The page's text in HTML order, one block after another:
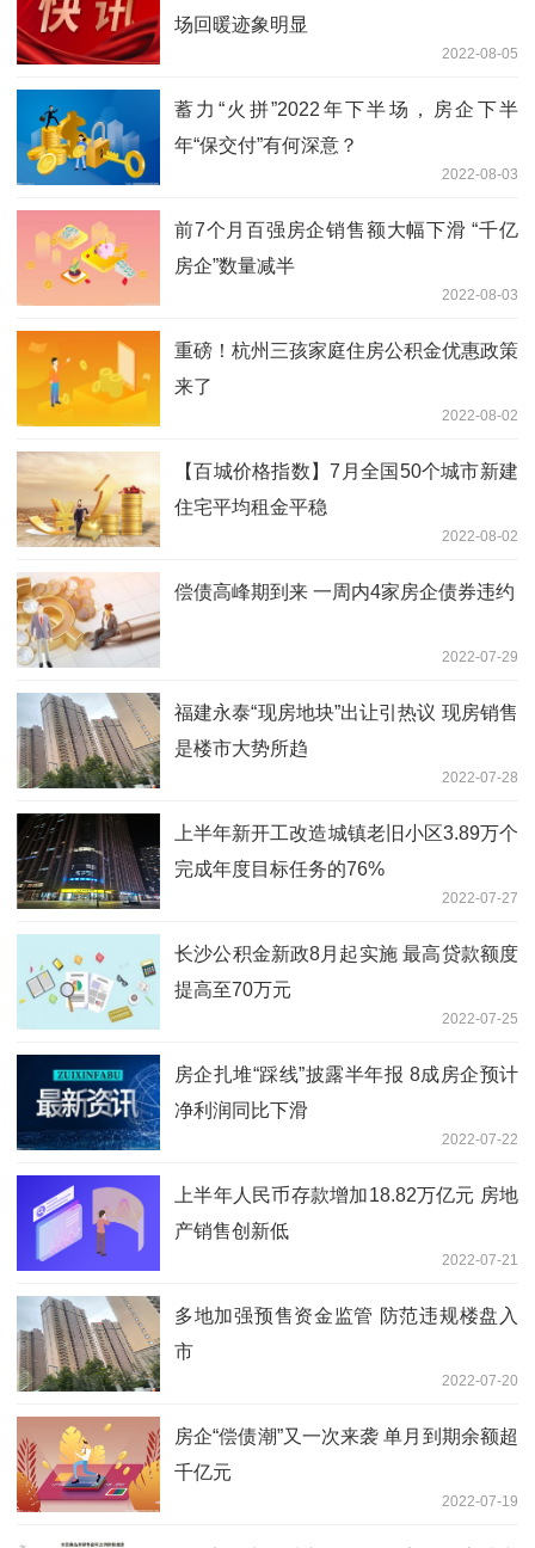
场回暖迹象明显
2022-08-05
蓄力“火拼”2022年下半场，房企下半
年“保交付”有何深意？
2022-08-03
前7个月百强房企销售额大幅下滑 “千亿
房企”数量减半
2022-08-03
重磅！杭州三孩家庭住房公积金优惠政策
来了
2022-08-02
【百城价格指数】7月全国50个城市新建
住宅平均租金平稳
2022-08-02
偿债高峰期到来 一周内4家房企债券违约
2022-07-29
福建永泰“现房地块”出让引热议 现房销售
是楼市大势所趋
2022-07-28
上半年新开工改造城镇老旧小区3.89万个
完成年度目标任务的76%
2022-07-27
长沙公积金新政8月起实施 最高贷款额度
提高至70万元
2022-07-25
房企扎堆“踩线”披露半年报 8成房企预计
净利润同比下滑
2022-07-22
上半年人民币存款增加18.82万亿元 房地
产销售创新低
2022-07-21
多地加强预售资金监管 防范违规楼盘入
市
2022-07-20
房企“偿债潮”又一次来袭 单月到期余额超
千亿元
2022-07-19